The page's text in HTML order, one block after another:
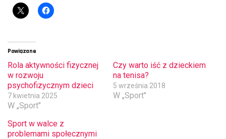
Powiązane
Rola aktywności fizycznej
w rozwoju
psychofizycznym dzieci
7 kwietnia 2025
W „Sport"
Czy warto iść z dzieckiem
na tenisa?
5 września 2018
W „Sport"
Sport w walce z
problemami społecznymi